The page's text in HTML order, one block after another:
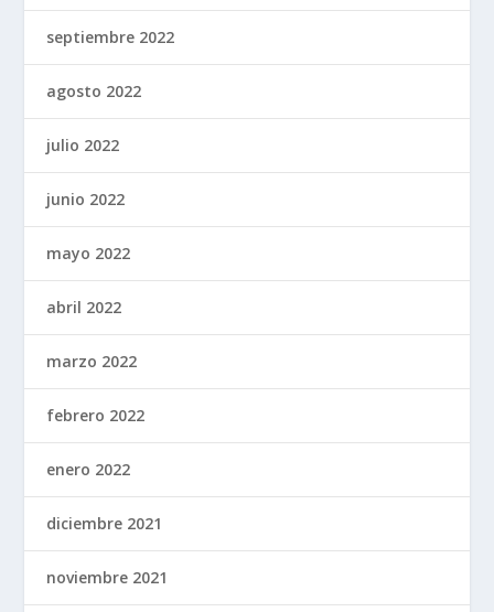
septiembre 2022
agosto 2022
julio 2022
junio 2022
mayo 2022
abril 2022
marzo 2022
febrero 2022
enero 2022
diciembre 2021
noviembre 2021